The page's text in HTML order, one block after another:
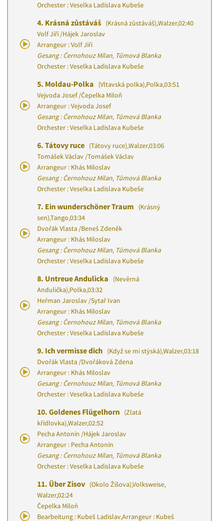
Orchester : Veselka Ladislava Kubeše
4. Krásná zůstáváš (Krásná zůstáváš),Walzer,02:40
Volf Jiří /Hájek Jaroslav
Arrangeur : Volf Jiří
Gesang : Černohouz Milan, Tůmová Blanka
Orchester : Veselka Ladislava Kubeše
5. Moldau-Polka (Vltavská polka),Polka,03:51
Vejvoda Josef/Čepelka Miloň
Arrangeur : Vejvoda Josef
Gesang : Černohouz Milan, Tůmová Blanka
Orchester : Veselka Ladislava Kubeše
6. Tátovy ruce (Tátovy ruce),Walzer,03:06
Tomášek Václav /Tomášek Václav
Arrangeur : Khás Miloslav
Gesang : Černohouz Milan, Tůmová Blanka
Orchester : Veselka Ladislava Kubeše
7. Ein wunderschöner Traum
(Krásný
sen),Tango,03:34
Dvořák Vlasta /Beneš Zdeněk
Arrangeur : Khás Miloslav
Gesang : Černohouz Milan, Tůmová Blanka
Orchester : Veselka Ladislava Kubeše
8. Untreue Andulicka
(Nevěrná
Andulička),Polka,03:32
Heřman Jaroslav /Sytař Ivan
Arrangeur : Khás Miloslav
Gesang : Černohouz Milan, Tůmová Blanka
Orchester : Veselka Ladislava Kubeše
9. Ich vermisse dich (Když se mi stýská),Walzer,03:18
Dvořák Vlasta /Dvořáková Zdena
Arrangeur : Khás Miloslav
Gesang : Černohouz Milan, Tůmová Blanka
Orchester : Veselka Ladislava Kubeše
10. Goldenes Flügelhorn (Zlatá
křídlovka),Walzer,02:52
Pecha Antonín /Hájek Jaroslav
Arrangeur : Pecha Antonín
Gesang : Černohouz Milan, Tůmová Blanka
Orchester : Veselka Ladislava Kubeše
11. Über Zisov (Okolo Žíšova),Volksweise,
Walzer,02:24
Čepelka Miloň
Bearbeitung : Kubeš Ladislav,Arrangeur : Kubeš